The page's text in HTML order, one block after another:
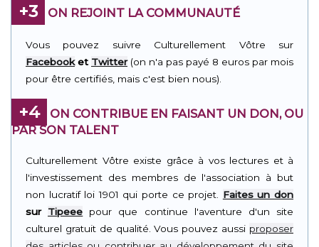
+3 ON REJOINT LA COMMUNAUTÉ
Vous pouvez suivre Culturellement Vôtre sur
Facebooket Twitter(on n'a pas payé 8 euros par mois
pour être certifiés, mais c'est bien nous).
+4
ON CONTRIBUE EN FAISANT UN DON, OU
PAR SON TALENT
Culturellement Vôtre existe grâce à vos lectures et à
l'investissement des membres de l'association à but
non lucratif loi 1901 qui porte ce projet. Faites un don
sur Tipeee pour que continue l'aventure d'un site
culturel gratuit de qualité. Vous pouvez aussi proposer